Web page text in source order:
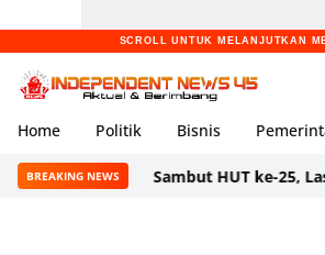
SCROLL UNTUK MELANJUTKAN
Home Politik Bisnis
BREAKING NEWS
Sambut HUT ke-25, Laskar Biru